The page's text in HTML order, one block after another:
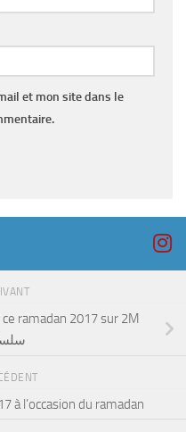
et mon site dans le
ramadan 2017 sur 2M
à l’occasion du ramadan